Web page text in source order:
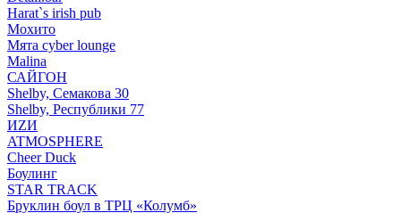
Harat`s irish pub
Мохито
Мята cyber lounge
Malina
САЙГОН
Shelby, Семакова 30
Shelby, Республики 77
ИZИ
ATMOSPHERE
Cheer Duck
Боулинг
STAR TRACK
Бруклин боул в ТРЦ «Колумб»